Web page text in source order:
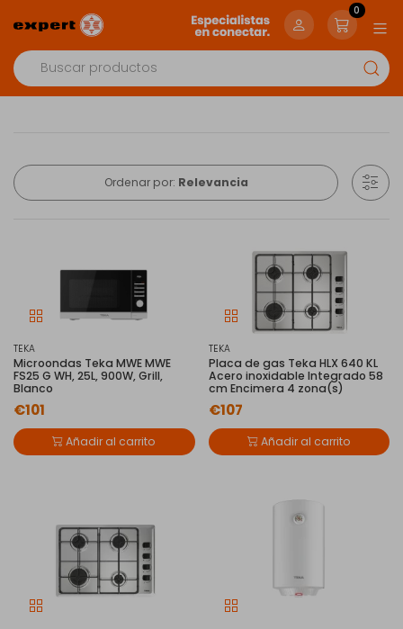
0
Ordenar por: Relevancia
TEKA
Microondas Teka MWE MWE
FS25 G WH, 25L, 900W, Grill,
Blanco
€101
Añadir al carrito
TEKA
Placa de gas Teka HLX 640 KL
Acero inoxidable Integrado 58
cm Encimera 4 zona(s)
€107
Añadir al carrito